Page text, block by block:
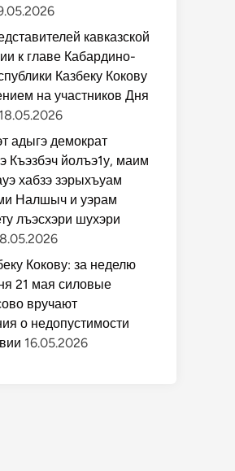
кавказской
к главе Кабардино-
Казбеку Кокову
на участников Дня
18.05.2026
адыгэ демократ
Къэзбэч йолъэ1у, маим
хабзэ зэрыхъуам
Налшыч и уэрам
лъэсхэри шухэри
Кокову: за неделю
21 мая силовые
вручают
о недопустимости
16.05.2026